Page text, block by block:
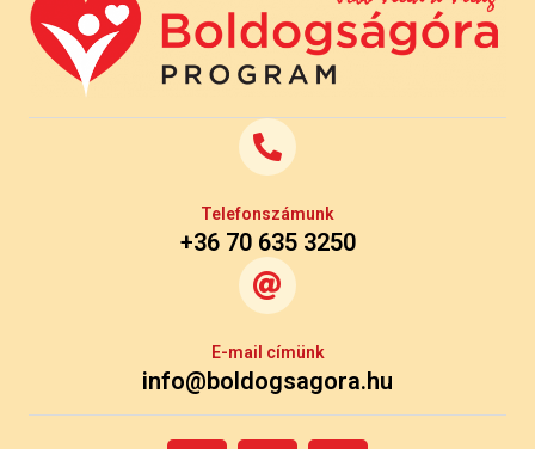
Telefonszámunk
+36 70 635 3250
E-mail címünk
info@boldogsagora.hu